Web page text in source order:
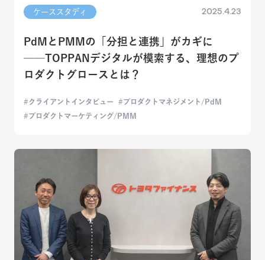
ケーススタディ 2025.4.23
PdMとPMMの「分担と連携」がカギに
──TOPPANデジタルが模索する、理想のプ
ロダクトグロースとは？
クライアントインタビュー
プロダクトマネジメント/PdM
プロダクトマーケティング/PMM